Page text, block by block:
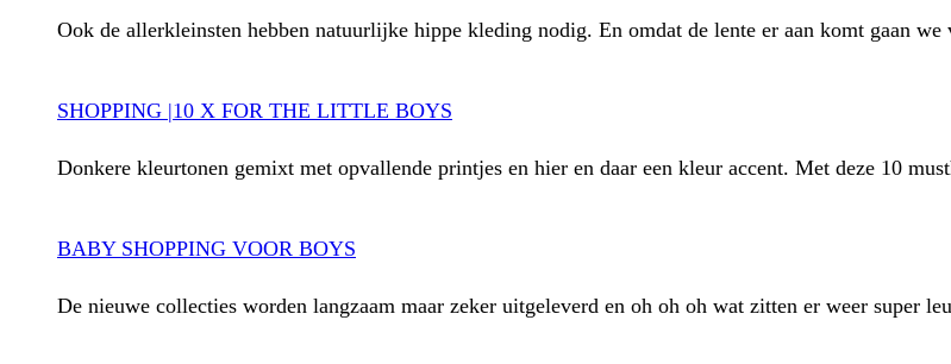
Ook de allerkleinsten hebben natuurlijke hippe kleding nodig. En omdat de lente er aan komt gaan
SHOPPING |10 X FOR THE LITTLE BOYS
Donkere kleurtonen gemixt met opvallende printjes en hier en daar een kleur accent. Met deze 10
BABY SHOPPING VOOR BOYS
De nieuwe collecties worden langzaam maar zeker uitgeleverd en oh oh oh wat zitten er weer super